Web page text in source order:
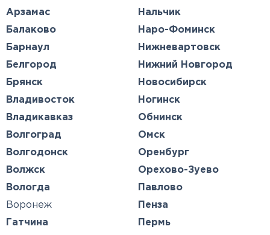
Арзамас
Балаково
Барнаул
Белгород
Брянск
Владивосток
Владикавказ
Волгоград
Волгодонск
Волжск
Вологда
Воронеж
Гатчина
Нальчик
Наро-Фоминск
Нижневартовск
Нижний Новгород
Новосибирск
Ногинск
Обнинск
Омск
Оренбург
Орехово-Зуево
Павлово
Пенза
Пермь